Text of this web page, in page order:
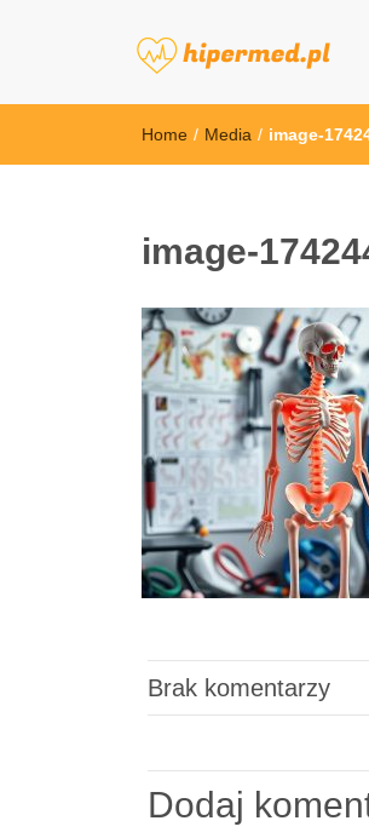
Home / Media / image-
image-
Brak komentarzy
Dodaj